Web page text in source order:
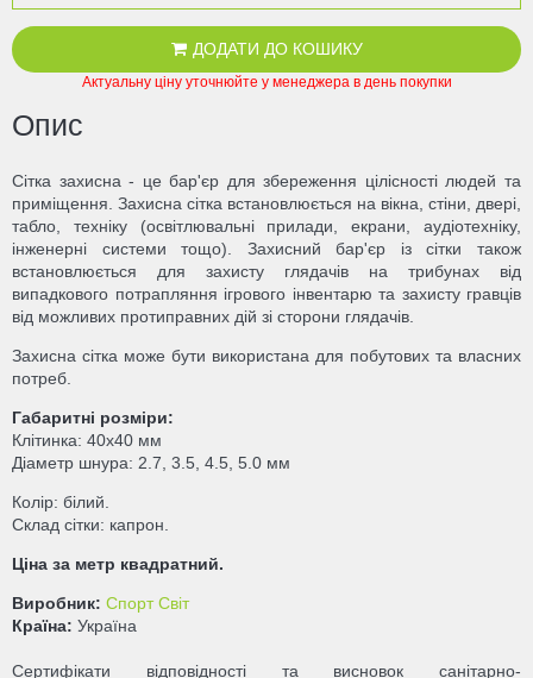
ДОДАТИ ДО КОШИКУ
Актуальну ціну уточнюйте у менеджера в день покупки
Опис
Сітка захисна - це бар'єр для збереження цілісності людей та
приміщення. Захисна сітка встановлюється на вікна, стіни, двері,
табло, техніку (освітлювальні прилади, екрани, аудіотехніку,
інженерні системи тощо). Захисний бар'єр із сітки також
встановлюється для захисту глядачів на трибунах від
випадкового потрапляння ігрового інвентарю та захисту гравців
від можливих протиправних дій зі сторони глядачів.
Захисна сітка може бути використана для побутових та власних
потреб.
Габаритні розміри:
Клітинка: 40х40 мм
Діаметр шнура: 2.7, 3.5, 4.5, 5.0 мм
Колір: білий.
Склад сітки: капрон.
Ціна за метр квадратний.
Виробник: Спорт Світ
Країна: Україна
Сертифікати відповідності та висновок санітарно-